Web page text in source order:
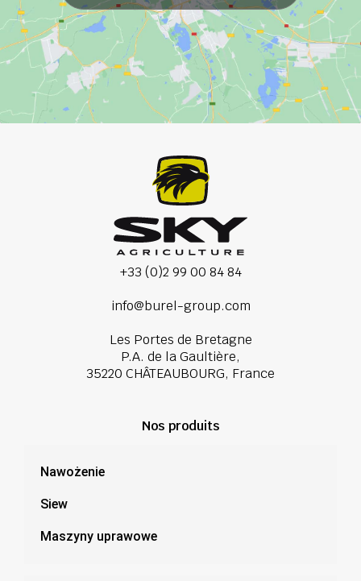
+33 (0)2 99 00 84 84
info@burel-group.com
Les Portes de Bretagne
P.A. de la Gaultière,
35220 CHÂTEAUBOURG, France
Nos produits
Nawożenie
Siew
Maszyny uprawowe